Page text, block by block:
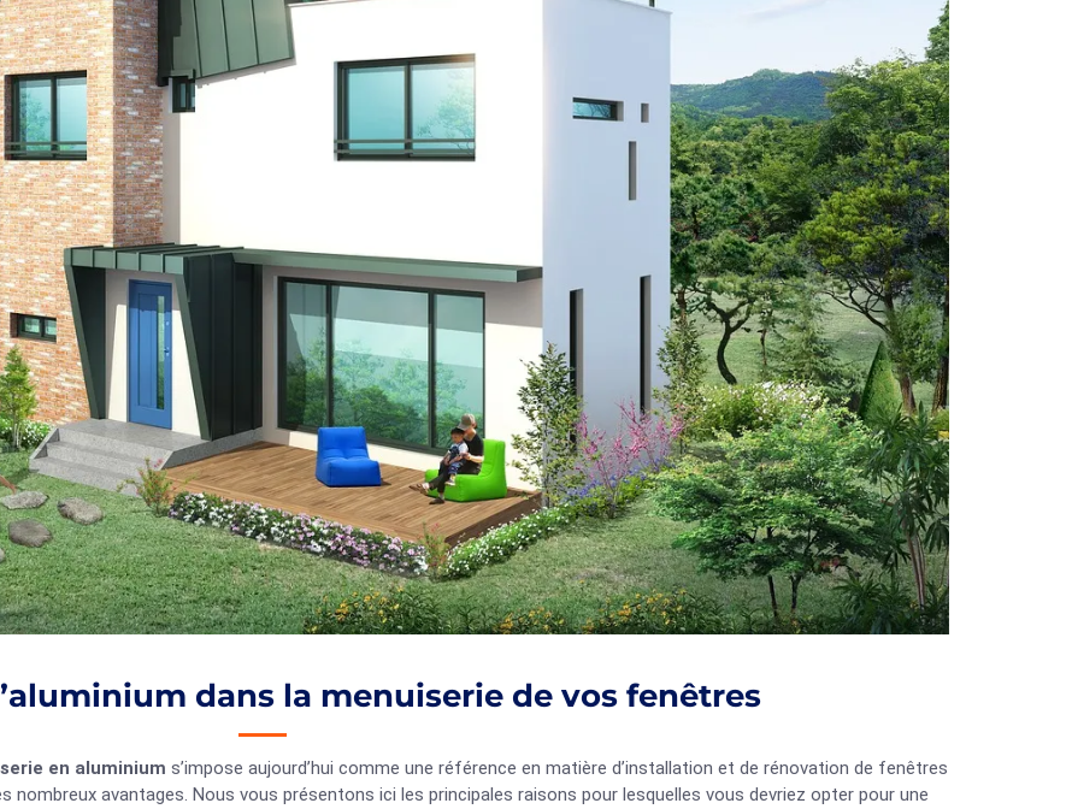
dans la menuiserie de vos fenêtres
en aluminium s’impose aujourd’hui comme une référence en matière d’installation et de rénovation de fenêtres
nombreux avantages. Nous vous présentons ici les principales raisons pour lesquelles vous devriez opter pour une